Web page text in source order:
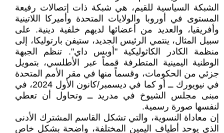
الشبكة السياسية للقيم، هي شبكة ذات إتصالات رفيعة
المستوى في أوروبا والولايات المتحدة وأميركا اللاتينية
وأفريقيا، والعديد من أعضائها لديهم خلفية دينية. على
سبيل المثال، ينتمي الرئيس الجديد، ستيفن بارتوليكا، إلى
منظمة الكادر الكاثوليكية "أوبس داي". تنظم الجبهة
الوطنية اليمينية المتطرفة قمماً عبر الأطلسي، بتمويل
جزئي من الحكومات، وقسماً منها في مقر الأمم المتحدة
في نيويورك ــ أو كما في ديسمبر/كانون الأول 2024، في
مبنى مجلس الشيوخ في مدريد ــ وتحاول أن تعطي
لنفسها صورة رسمية.
إن معاداة النسوية، والتي تشكل القاسم المشترك الأدنى
الذي يوحد أطياف اليمين المختلفة، واضحة بشكل خاص